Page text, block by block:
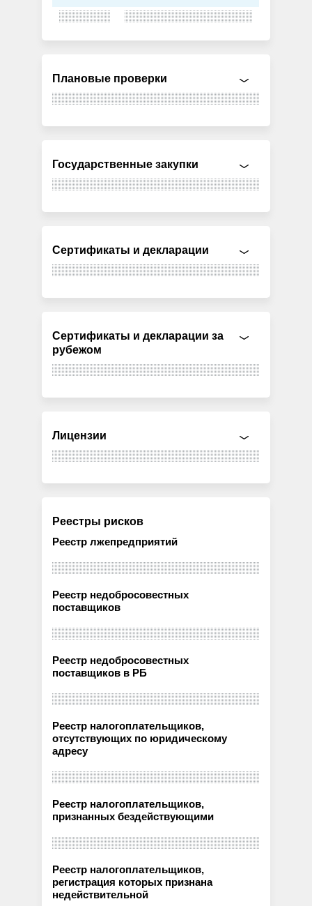
Плановые проверки
Государственные закупки
Сертификаты и декларации
Сертификаты и декларации за
рубежом
Лицензии
Реестры рисков
Реестр лжепредприятий
Реестр недобросовестных
поставщиков
Реестр недобросовестных
поставщиков в РБ
Реестр налогоплательщиков,
отсутствующих по юридическому
адресу
Реестр налогоплательщиков,
признанных бездействующими
Реестр налогоплательщиков,
регистрация которых признана
недействительной